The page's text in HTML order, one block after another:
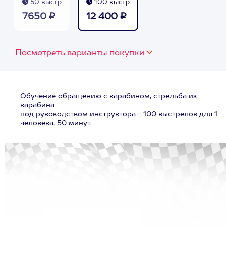
50 выстр
7650 ₽
100 выстр
12 400 ₽
Посмотреть варианты покупки
Обучение обращению с карабином, стрельба из
карабина
под руководством инструктора - 100 выстрелов для 1
человека, 50 минут.